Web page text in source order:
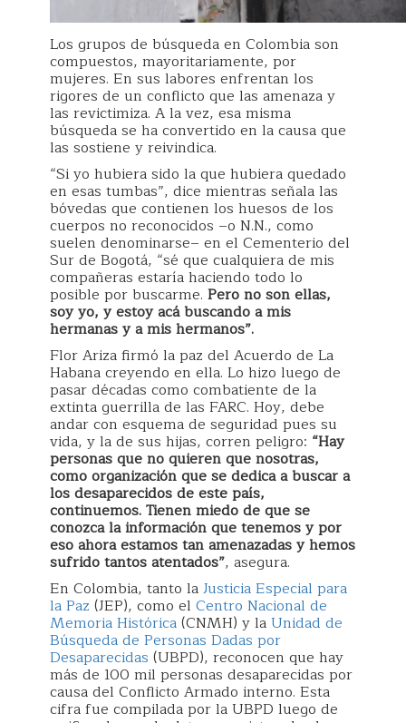
Los grupos de búsqueda en Colombia son
compuestos, mayoritariamente, por
mujeres. En sus labores enfrentan los
rigores de un conflicto que las amenaza y
las revictimiza. A la vez, esa misma
búsqueda se ha convertido en la causa que
las sostiene y reivindica.
“Si yo hubiera sido la que hubiera quedado
en esas tumbas”, dice mientras señala las
bóvedas que contienen los huesos de los
cuerpos no reconocidos –o N.N., como
suelen denominarse– en el Cementerio del
Sur de Bogotá, “sé que cualquiera de mis
compañeras estaría haciendo todo lo
posible por buscarme. Pero no son ellas,
soy yo, y estoy acá buscando a mis
hermanas y a mis hermanos”.
Flor Ariza firmó la paz del Acuerdo de La
Habana creyendo en ella. Lo hizo luego de
pasar décadas como combatiente de la
extinta guerrilla de las FARC. Hoy, debe
andar con esquema de seguridad pues su
vida, y la de sus hijas, corren peligro: “Hay
personas que no quieren que nosotras,
como organización que se dedica a buscar a
los desaparecidos de este país,
continuemos. Tienen miedo de que se
conozca la información que tenemos y por
eso ahora estamos tan amenazadas y hemos
sufrido tantos atentados”, asegura.
En Colombia, tanto laJusticia Especial para
la Paz (JEP), como el Centro Nacional de
Memoria Histórica(CNMH) y laUnidad de
Búsqueda de Personas Dadas por
Desaparecidas (UBPD), reconocen que hay
más de 100 mil personas desaparecidas por
causa del Conflicto Armado interno. Esta
cifra fue compilada por la UBPD luego de